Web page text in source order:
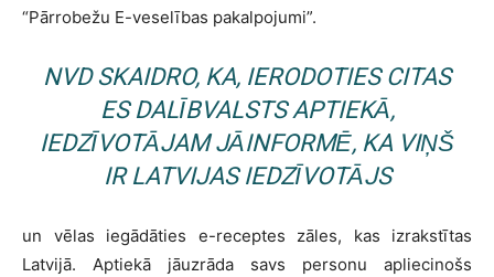
“Pārrobežu E-veselības pakalpojumi”.
NVD SKAIDRO, KA, IERODOTIES CITAS
ES DALĪBVALSTS APTIEKĀ,
IEDZĪVOTĀJAM JĀINFORMĒ, KA VIŅŠ
IR LATVIJAS IEDZĪVOTĀJS
un vēlas iegādāties e-receptes zāles, kas izrakstītas
Latvijā. Aptiekā jāuzrāda savs personu apliecinošs